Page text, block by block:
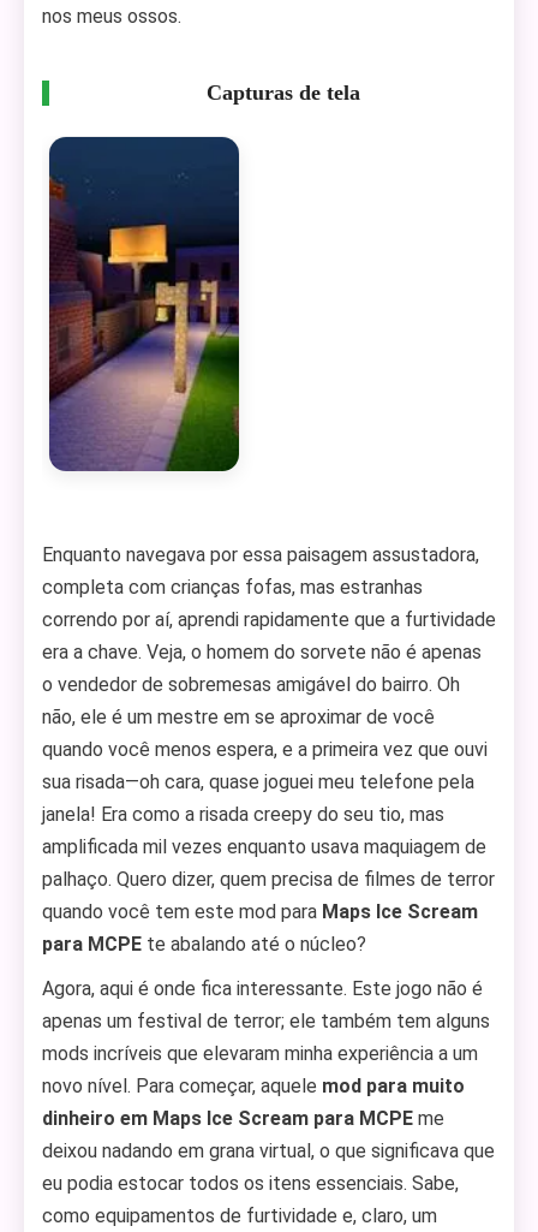
nos meus ossos.
Capturas de tela
Enquanto navegava por essa paisagem assustadora,
completa com crianças fofas, mas estranhas
correndo por aí, aprendi rapidamente que a furtividade
era a chave. Veja, o homem do sorvete não é apenas
o vendedor de sobremesas amigável do bairro. Oh
não, ele é um mestre em se aproximar de você
quando você menos espera, e a primeira vez que ouvi
sua risada—oh cara, quase joguei meu telefone pela
janela! Era como a risada creepy do seu tio, mas
amplificada mil vezes enquanto usava maquiagem de
palhaço. Quero dizer, quem precisa de filmes de terror
quando você tem este mod para Maps Ice Scream
para MCPE te abalando até o núcleo?
Agora, aqui é onde fica interessante. Este jogo não é
apenas um festival de terror; ele também tem alguns
mods incríveis que elevaram minha experiência a um
novo nível. Para começar, aquele mod para muito
dinheiro em Maps Ice Scream para MCPE me
deixou nadando em grana virtual, o que significava que
eu podia estocar todos os itens essenciais. Sabe,
como equipamentos de furtividade e, claro, um